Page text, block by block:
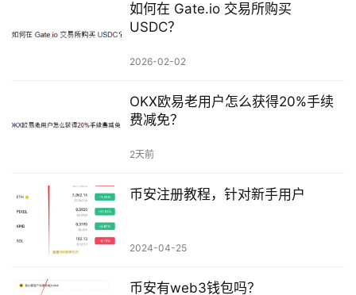
如何在 Gate.io 交易所购买
USDC？
2026-02-02
OKX欧易老用户怎么获得20%手续
费减免？
2天前
币安注册教程，针对新手用户
2024-04-25
币安有web3钱包吗？